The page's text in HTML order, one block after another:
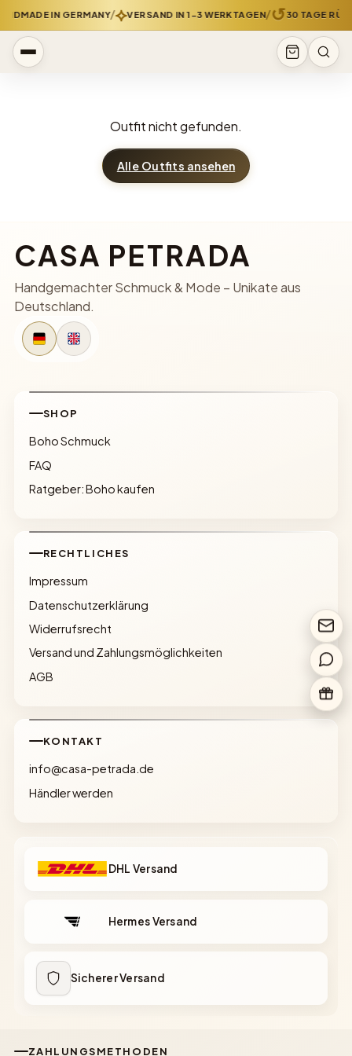
IN GERMANY/⟡VERSAND IN 1-3 WERKTAGEN/↺30 TAGE
Outfit nicht gefunden.
Alle Outfits ansehen
CASA PETRADA
Handgemachter Schmuck & Mode – Unikate aus
Deutschland.
SHOP
Boho Schmuck
FAQ
Ratgeber: Boho kaufen
RECHTLICHES
Impressum
Datenschutzerklärung
Widerrufsrecht
Versand und Zahlungsmöglichkeiten
AGB
KONTAKT
info@casa-petrada.de
Händler werden
DHL Versand
Hermes Versand
Sicherer Versand
ZAHLUNGSMETHODEN